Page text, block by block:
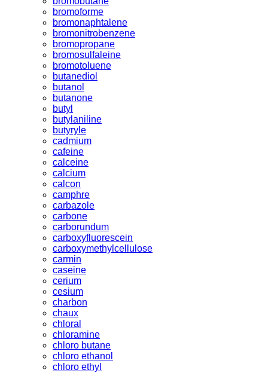
bromoforme
bromonaphtalene
bromonitrobenzene
bromopropane
bromosulfaleine
bromotoluene
butanediol
butanol
butanone
butyl
butylaniline
butyryle
cadmium
cafeine
calceine
calcium
calcon
camphre
carbazole
carbone
carborundum
carboxyfluorescein
carboxymethylcellulose
carmin
caseine
cerium
cesium
charbon
chaux
chloral
chloramine
chloro butane
chloro ethanol
chloro ethyl